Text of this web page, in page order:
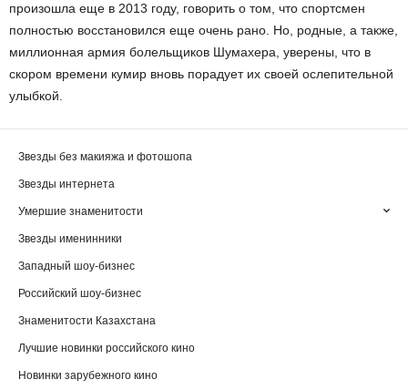
произошла еще в 2013 году, говорить о том, что спортсмен
полностью восстановился еще очень рано. Но, родные, а также,
миллионная армия болельщиков Шумахера, уверены, что в
скором времени кумир вновь порадует их своей ослепительной
улыбкой.
Звезды без макияжа и фотошопа
Звезды интернета
Умершие знаменитости
Звезды именинники
Западный шоу-бизнес
Российский шоу-бизнес
Знаменитости Казахстана
Лучшие новинки российского кино
Новинки зарубежного кино